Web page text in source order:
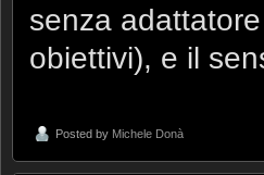
senza
obiettivi), e il
Posted by Michele Donà